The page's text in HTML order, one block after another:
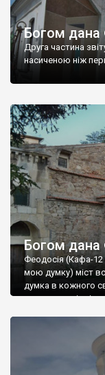
Богом дана
Друга частина
насиченою ніж
Богом дана
Феодосія (Кафа-12
мою думку) міст
думка в кожного
запрошую